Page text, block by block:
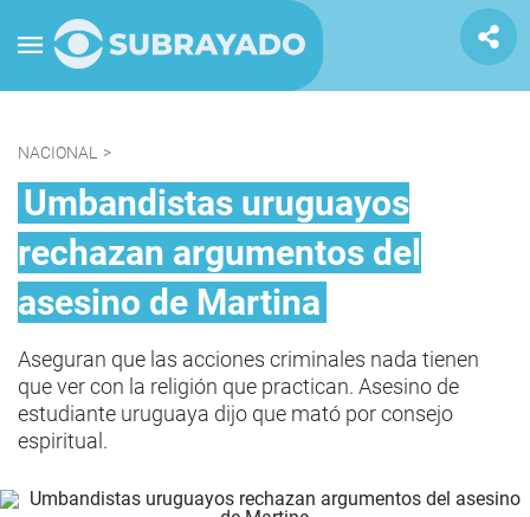
NACIONAL >
Umbandistas uruguayos
rechazan argumentos del
asesino de Martina
Aseguran que las acciones criminales nada tienen
que ver con la religión que practican. Asesino de
estudiante uruguaya dijo que mató por consejo
espiritual.